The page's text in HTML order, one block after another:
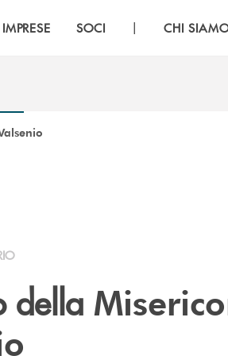
IMPRESE SOCI | CHI
della